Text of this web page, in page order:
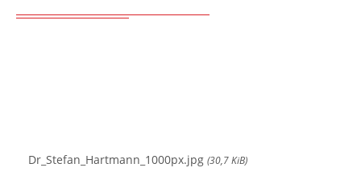
Dr_Stefan_Hartmann_1000px.jpg (30,7 KiB)